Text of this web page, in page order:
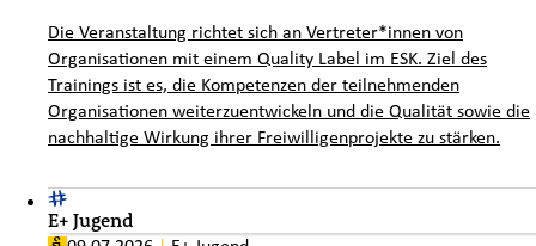
Die Veranstaltung richtet sich an Vertreter*innen von
Organisationen mit einem Quality Label im ESK. Ziel des
Trainings ist es, die Kompetenzen der teilnehmenden
Organisationen weiterzuentwickeln und die Qualität sowie die
nachhaltige Wirkung ihrer Freiwilligenprojekte zu stärken.
E+ Jugend